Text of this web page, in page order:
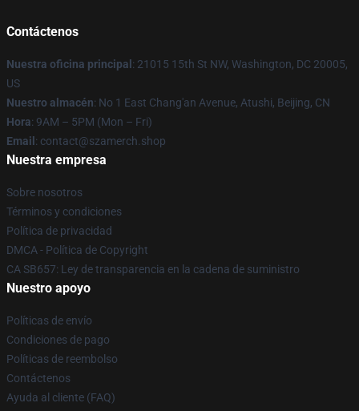
Contáctenos
Nuestra oficina principal : 21015 15th St NW, Washington, DC 20005,
US
Nuestro almacén: No 1 East Chang'an Avenue, Atushi, Beijing, CN
Hora: 9AM – 5PM (Mon – Fri)
Email : contact@szamerch.shop
Nuestra empresa
Sobre nosotros
Términos y condiciones
Política de privacidad
DMCA - Política de Copyright
CA SB657: Ley de transparencia en la cadena de suministro
Nuestro apoyo
Políticas de envío
Condiciones de pago
Políticas de reembolso
Contáctenos
Ayuda al cliente (FAQ)